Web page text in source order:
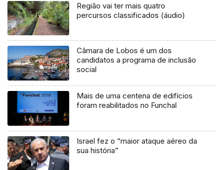
Região vai ter mais quatro
percursos classificados (áudio)
Câmara de Lobos é um dos
candidatos a programa de inclusão
social
Mais de uma centena de edifícios
foram reabilitados no Funchal
Israel fez o “maior ataque aéreo da
sua história”